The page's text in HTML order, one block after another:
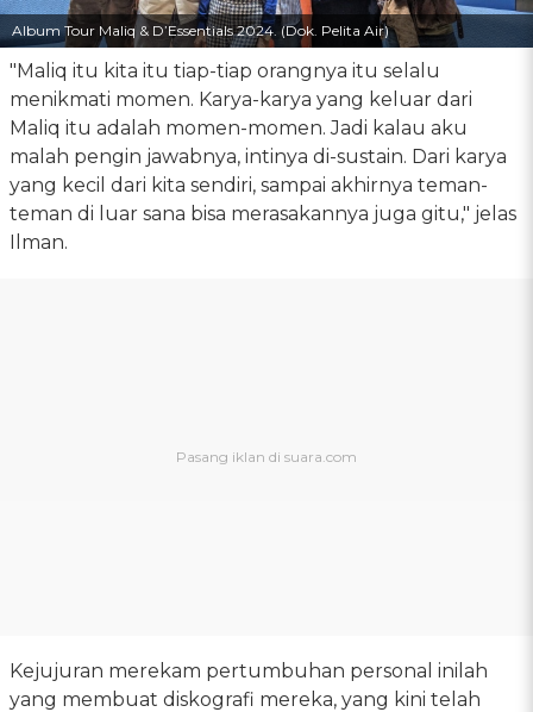
Album Tour Maliq & D’Essentials 2024. (Dok. Pelita Air)
"Maliq itu kita itu tiap-tiap orangnya itu selalu
menikmati momen. Karya-karya yang keluar dari
Maliq itu adalah momen-momen. Jadi kalau aku
malah pengin jawabnya, intinya di-sustain. Dari karya
yang kecil dari kita sendiri, sampai akhirnya teman-
teman di luar sana bisa merasakannya juga gitu," jelas
Ilman.
Kejujuran merekam pertumbuhan personal inilah
yang membuat diskografi mereka, yang kini telah